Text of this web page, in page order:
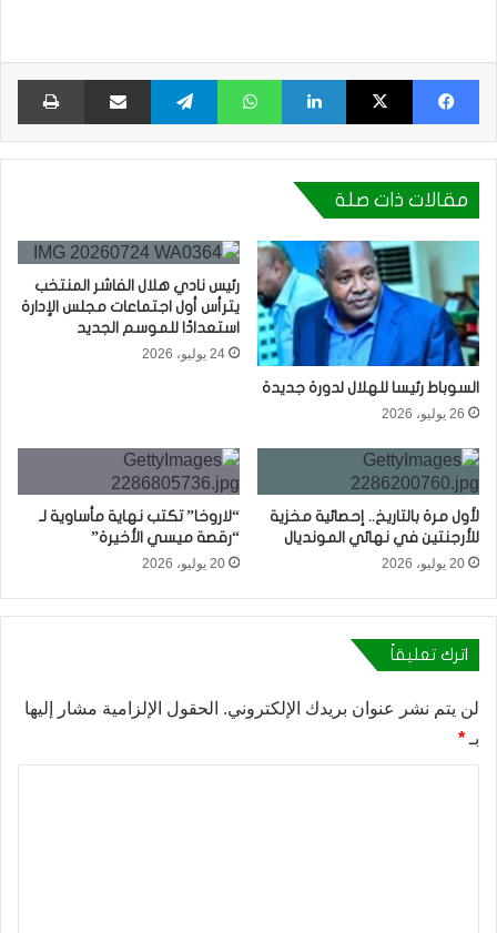
فيسبوك X لينكدإن واتساب تيلقرام مشاركة عبر البريد
مقالات ذات صلة
السوباط رئيسا للهلال لدورة جديدة
26 يوليو، 2026
رئيس نادي هلال الفاشر المنتخب
يترأس أول اجتماعات مجلس الإدارة
استعدادًا للموسم الجديد
24 يوليو، 2026
لأول مرة بالتاريخ.. إحصائية مخزية
للأرجنتين في نهائي المونديال
20 يوليو، 2026
“لاروخا” تكتب نهاية مأساوية لـ
“رقصة ميسي الأخيرة”
20 يوليو، 2026
اترك تعليقاً
لن يتم نشر عنوان بريدك الإلكتروني. الحقول الإلزامية مشار إليها
بـ *